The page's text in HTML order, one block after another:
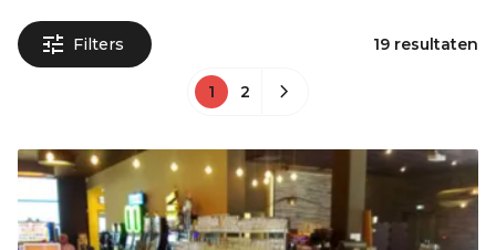
Filters 19 resultaten
1 2